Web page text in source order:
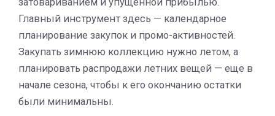
Главный инструмент здесь — календарное
планирование закупок и промо-активностей.
Закупать зимнюю коллекцию нужно летом, а
планировать распродажи летних вещей — еще в
начале сезона, чтобы к его окончанию остатки
были минимальны.